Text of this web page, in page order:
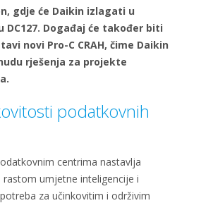
gdje će Daikin izlagati u
DC127. Događaj će također biti
novi Pro-C CRAH, čime Daikin
rješenja za projekte
podatkovnih
centrima nastavlja
umjetne inteligencije i
za učinkovitim i održivim